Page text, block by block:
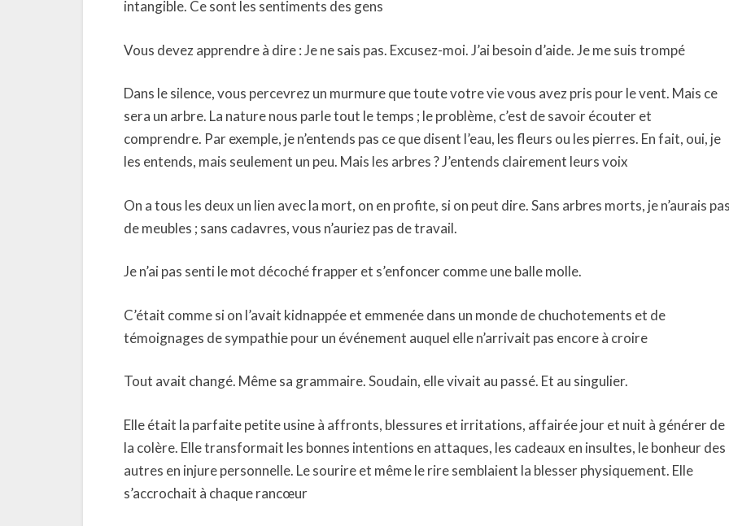
intangible. Ce sont les sentiments des gens
Vous devez apprendre à dire : Je ne sais pas. Excusez-moi. J’ai besoin d’aide. Je me suis trompé
Dans le silence, vous percevrez un murmure que toute votre vie vous avez pris pour le vent. Mais ce
sera un arbre. La nature nous parle tout le temps ; le problème, c’est de savoir écouter et
comprendre. Par exemple, je n’entends pas ce que disent l’eau, les fleurs ou les pierres. En fait, oui, je
les entends, mais seulement un peu. Mais les arbres ? J’entends clairement leurs voix
On a tous les deux un lien avec la mort, on en profite, si on peut dire. Sans arbres morts, je n’aurais
de meubles ; sans cadavres, vous n’auriez pas de travail.
Je n’ai pas senti le mot décoché frapper et s’enfoncer comme une balle molle.
C’était comme si on l’avait kidnappée et emmenée dans un monde de chuchotements et de
témoignages de sympathie pour un événement auquel elle n’arrivait pas encore à croire
Tout avait changé. Même sa grammaire. Soudain, elle vivait au passé. Et au singulier.
Elle était la parfaite petite usine à affronts, blessures et irritations, affairée jour et nuit à générer de
la colère. Elle transformait les bonnes intentions en attaques, les cadeaux en insultes, le bonheur des
autres en injure personnelle. Le sourire et même le rire semblaient la blesser physiquement. Elle
s’accrochait à chaque rancœur